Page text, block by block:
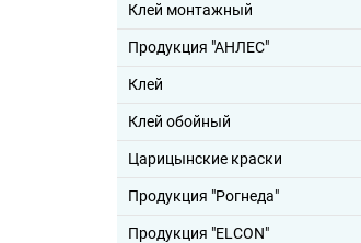
Клей монтажный
Продукция "АНЛЕС"
Клей
Клей обойный
Царицынские краски
Продукция "Рогнеда"
Продукция "ELCON"